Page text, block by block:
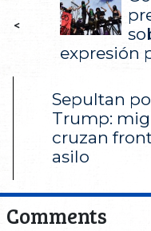
<
expresión
Sepultan
Trump:
cruzan
asilo
Comments